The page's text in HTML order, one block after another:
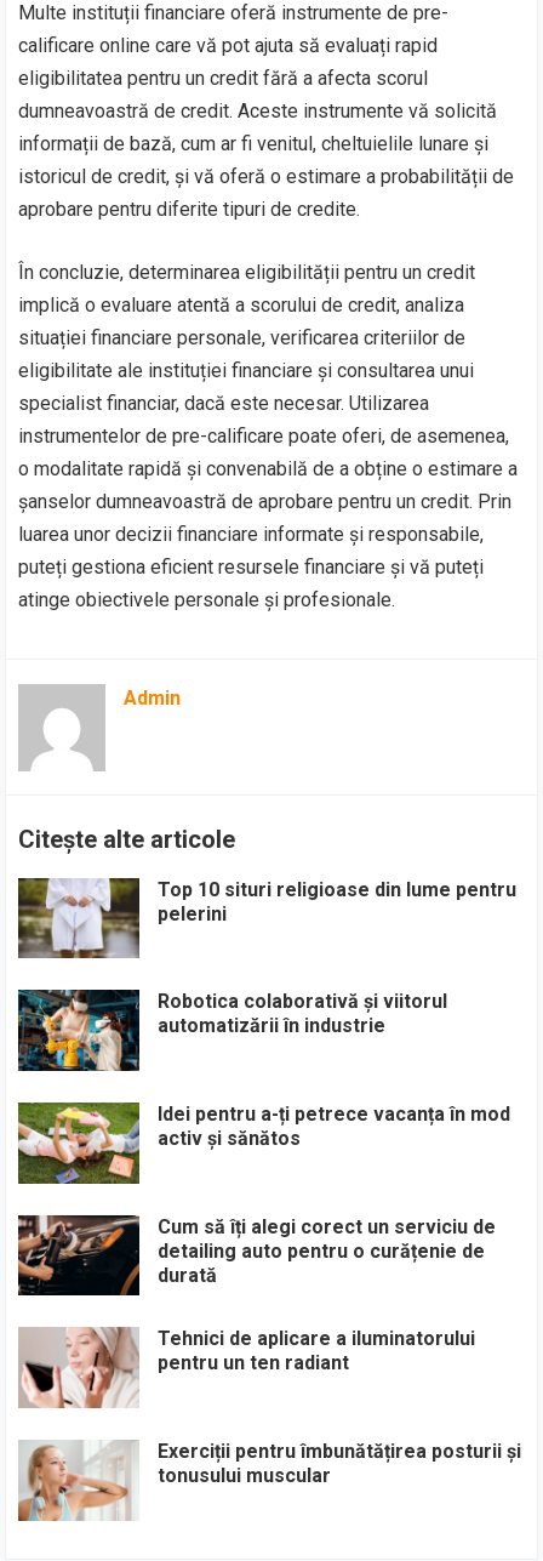
Multe instituții financiare oferă instrumente de pre-
calificare online care vă pot ajuta să evaluați rapid
eligibilitatea pentru un credit fără a afecta scorul
dumneavoastră de credit. Aceste instrumente vă solicită
informații de bază, cum ar fi venitul, cheltuielile lunare și
istoricul de credit, și vă oferă o estimare a probabilității de
aprobare pentru diferite tipuri de credite.
În concluzie, determinarea eligibilității pentru un credit
implică o evaluare atentă a scorului de credit, analiza
situației financiare personale, verificarea criteriilor de
eligibilitate ale instituției financiare și consultarea unui
specialist financiar, dacă este necesar. Utilizarea
instrumentelor de pre-calificare poate oferi, de asemenea,
o modalitate rapidă și convenabilă de a obține o estimare a
șanselor dumneavoastră de aprobare pentru un credit. Prin
luarea unor decizii financiare informate și responsabile,
puteți gestiona eficient resursele financiare și vă puteți
atinge obiectivele personale și profesionale.
Admin
Citește alte articole
Top 10 situri religioase din lume pentru
pelerini
Robotica colaborativă și viitorul
automatizării în industrie
Idei pentru a-ți petrece vacanța în mod
activ și sănătos
Cum să îți alegi corect un serviciu de
detailing auto pentru o curățenie de
durată
Tehnici de aplicare a iluminatorului
pentru un ten radiant
Exerciții pentru îmbunătățirea posturii și
tonusului muscular